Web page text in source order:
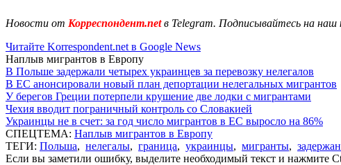
Новости от Корреспондент.netв Telegram. Подписывайтесь на наш
Читайте Korrespondent.net в Google News
Наплыв мигрантов в Европу
В Польше задержали четырех украинцев за перевозку нелегалов
В ЕС анонсировали новый план депортации нелегальных мигрантов
У берегов Греции потерпели крушение две лодки с мигрантами
Чехия вводит пограничный контроль со Словакией
Украинцы не в счет: за год число мигрантов в ЕС выросло на 86%
СПЕЦТЕМА: Наплыв мигрантов в Европу
ТЕГИ: Польша, нелегалы, граница, украинцы, мигранты,
Если вы заметили ошибку, выделите необходимый текст и нажмите